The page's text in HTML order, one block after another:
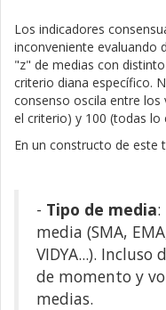
Los indicadores
inconveniente evaluando
"z" de medias con
criterio diana específico.
consenso oscila entre los
el criterio) y 100 (todas lo
En un constructo de
- Tipo de media
media (SMA,
VIDYA...).
de momento y
medias.